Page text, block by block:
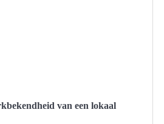
van een lokaal